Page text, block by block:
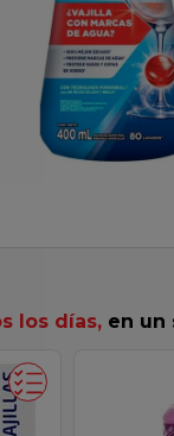
los días,en un